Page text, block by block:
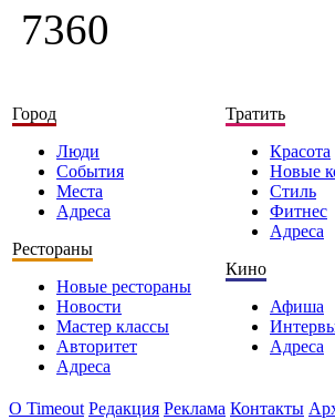
7360
Город
Люди
События
Места
Адреса
Рестораны
Новые рестораны
Новости
Мастер классы
Авторитет
Адреса
Тратить
Красота
Новые
Стиль
Фитнес
Адреса
Кино
Афиша
Адреса
О Timeоut Редакция Реклама Контакты